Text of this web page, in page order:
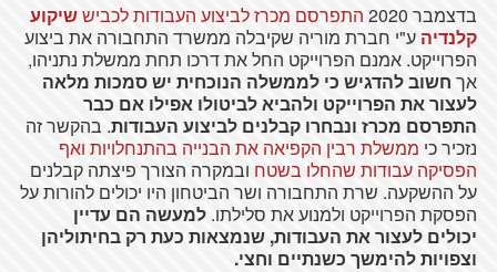
בדצמבר 2020 התפרסם מכרז לביצוע העבודות לכביששיקוע
קלנדיה ע"י חברת מוריה שקיבלה ממשרד התחבורה את ביצוע
הפרוייקט. אמנם הפרוייקט החל את דרכו תחת ממשלת נתניהו,
אך חשוב להדגיש כי לממשלה הנוכחית יש סמכות מלאה
לעצור את הפרוייקט ולהביא לביטולו אפילו אם כבר
התפרסם מכרז ונבחרו קבלנים לביצוע העבודות. בהקשר זה
נזכיר כי ממשלת רבין הקפיאה את הבנייה בהתנחלויות ואף
הפסיקה עבודות שהחלו בשטח ובמקרה הצורך פיצתה קבלנים
על ההשקעה. שרת התחבורה ושר הביטחון היו יכולים להורות על
הפסקת הפרוייקט ולמנוע את סלילתו. למעשה הם עדיין
יכולים לעצור את העבודות, שנמצאות כעת רק בחיתוליהן
וצפויות להימשך כשנתיים וחצי.